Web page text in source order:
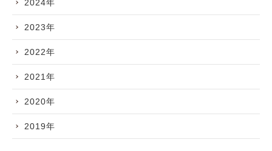
2024年
2023年
2022年
2021年
2020年
2019年